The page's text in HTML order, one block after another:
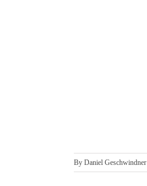
By Daniel Geschwindner